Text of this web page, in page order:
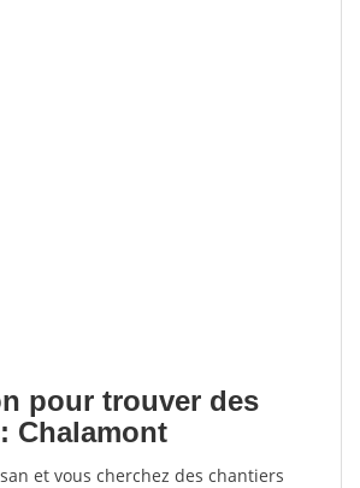
pour trouver des
Chalamont
et vous cherchez des chantiers